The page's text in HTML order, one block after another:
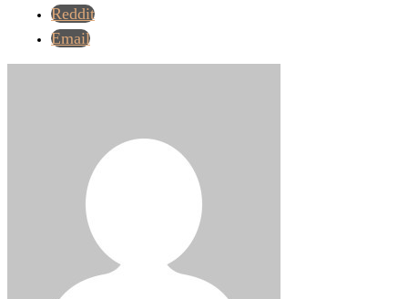
Reddit
Email